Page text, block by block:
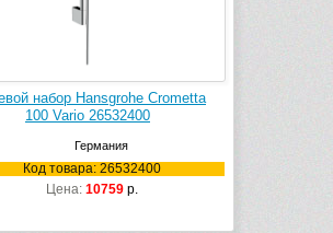
набор Hansgrohe Crometta
100 Vario 26532400
Германия
Код товара: 26532400
Цена: 10759 р.